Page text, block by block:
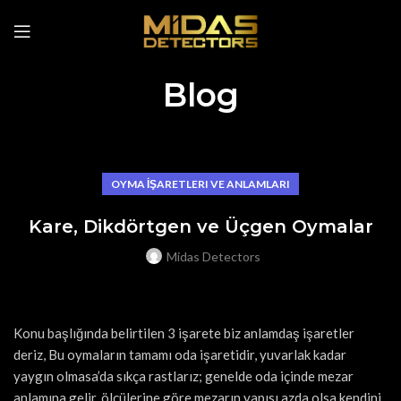
Blog
OYMA İŞARETLERI VE ANLAMLARI
Kare, Dikdörtgen ve Üçgen Oymalar
Midas Detectors
Konu başlığında belirtilen 3 işarete biz anlamdaş işaretler
deriz, Bu oymaların tamamı oda işaretidir, yuvarlak kadar
yaygın olmasa’da sıkça rastlarız; genelde oda içinde mezar
anlamına gelir, ölçülerine göre mezarın yapısı azda olsa kendini